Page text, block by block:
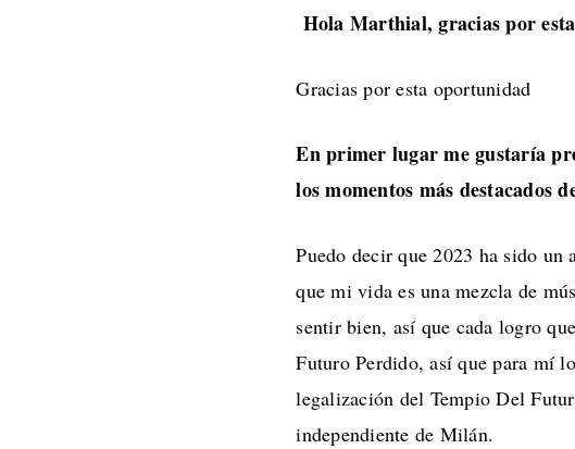
Hola Marthial, gracias por
Gracias por esta oportunidad
En primer lugar me gustaría
los momentos más destacados
Puedo decir que 2023 ha sido
que mi vida es una mezcla de
sentir bien, así que cada logro
Futuro Perdido, así que para mí
legalización del Tempio Del
independiente de Milán.